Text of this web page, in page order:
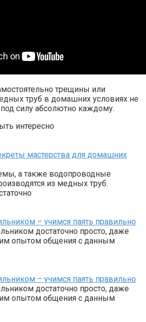
трещины или
труб в домашних условиях не
под силу абсолютно каждому.
интересно
мастерства для домашних
а также водопроводные
из медных труб.
– учимся паять правильно
достаточно просто, даже
опытом общения с данным
– учимся паять правильно
достаточно просто, даже
опытом общения с данным